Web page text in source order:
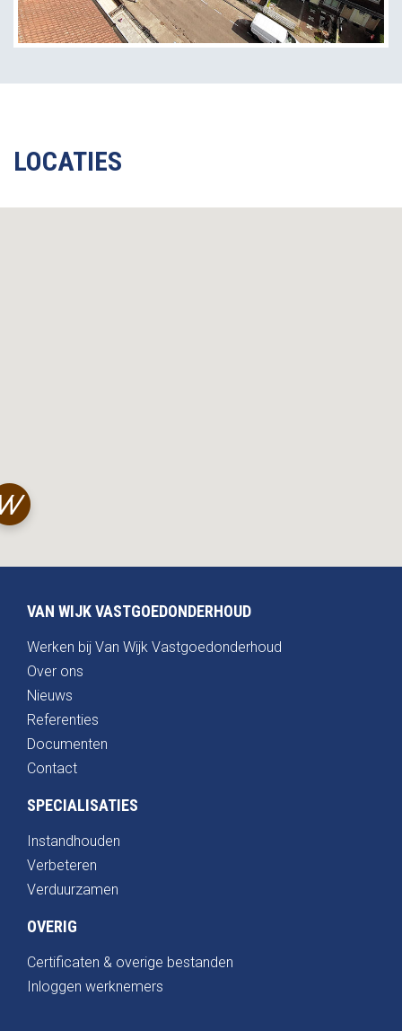
LOCATIES
VAN WIJK VASTGOEDONDERHOUD
Werken bij Van Wijk Vastgoedonderhoud
Over ons
Nieuws
Referenties
Documenten
Contact
SPECIALISATIES
Instandhouden
Verbeteren
Verduurzamen
OVERIG
Certificaten & overige bestanden
Inloggen werknemers